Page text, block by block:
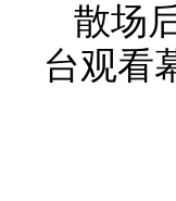
散场
台观看